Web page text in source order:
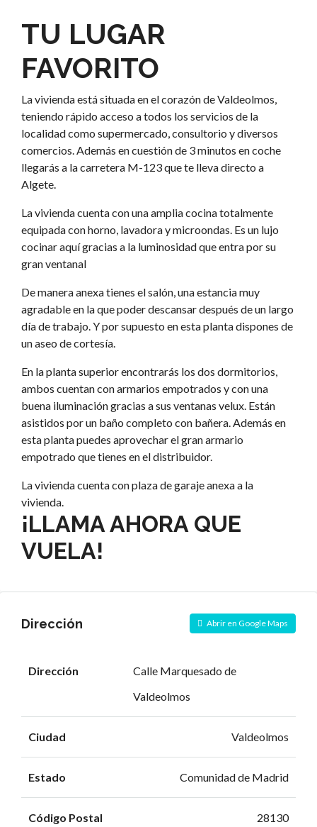
TU LUGAR
FAVORITO
La vivienda está situada en el corazón de Valdeolmos,
teniendo rápido acceso a todos los servicios de la
localidad como supermercado, consultorio y diversos
comercios. Además en cuestión de 3 minutos en coche
llegarás a la carretera M-123 que te lleva directo a
Algete.
La vivienda cuenta con una amplia cocina totalmente
equipada con horno, lavadora y microondas. Es un lujo
cocinar aquí gracias a la luminosidad que entra por su
gran ventanal
De manera anexa tienes el salón, una estancia muy
agradable en la que poder descansar después de un largo
día de trabajo. Y por supuesto en esta planta dispones de
un aseo de cortesía.
En la planta superior encontrarás los dos dormitorios,
ambos cuentan con armarios empotrados y con una
buena iluminación gracias a sus ventanas velux. Están
asistidos por un baño completo con bañera. Además en
esta planta puedes aprovechar el gran armario
empotrado que tienes en el distribuidor.
La vivienda cuenta con plaza de garaje anexa a la
vivienda.
¡LLAMA AHORA QUE
VUELA!
Dirección Abrir en Google Maps
Dirección
Calle Marquesado de
Valdeolmos
Ciudad Valdeolmos
Estado Comunidad de Madrid
Código Postal 28130